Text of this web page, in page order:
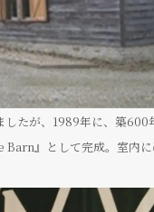
たが、1989年に、築600
』として完成。室内